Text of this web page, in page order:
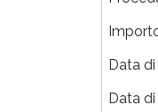
Data
Data